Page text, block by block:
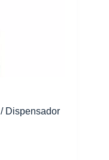
Dispensador